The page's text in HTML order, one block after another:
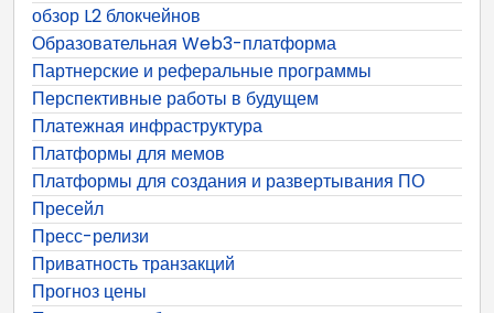
обзор L2 блокчейнов
Образовательная Web3-платформа
Партнерские и реферальные программы
Перспективные работы в будущем
Платежная инфраструктура
Платформы для мемов
Платформы для создания и развертывания ПО
Пресейл
Пресс-релизи
Приватность транзакций
Прогноз цены